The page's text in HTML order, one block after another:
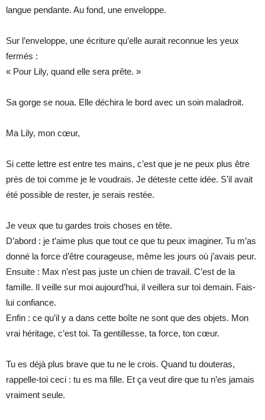
langue pendante. Au fond, une enveloppe.
Sur l’enveloppe, une écriture qu’elle aurait reconnue les yeux
fermés :
« Pour Lily, quand elle sera prête. »
Sa gorge se noua. Elle déchira le bord avec un soin maladroit.
Ma Lily, mon cœur,
Si cette lettre est entre tes mains, c’est que je ne peux plus être
près de toi comme je le voudrais. Je déteste cette idée. S’il avait
été possible de rester, je serais restée.
Je veux que tu gardes trois choses en tête.
D’abord : je t’aime plus que tout ce que tu peux imaginer. Tu m’as
donné la force d’être courageuse, même les jours où j’avais peur.
Ensuite : Max n’est pas juste un chien de travail. C’est de la
famille. Il veille sur moi aujourd’hui, il veillera sur toi demain. Fais-
lui confiance.
Enfin : ce qu’il y a dans cette boîte ne sont que des objets. Mon
vrai héritage, c’est toi. Ta gentillesse, ta force, ton cœur.
Tu es déjà plus brave que tu ne le crois. Quand tu douteras,
rappelle-toi ceci : tu es ma fille. Et ça veut dire que tu n’es jamais
vraiment seule.